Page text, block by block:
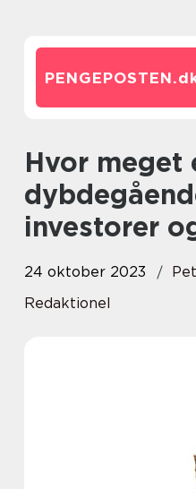
PENGEPOSTEN.
Hvor meget efter skat: En
investorer
24 oktober 2023
Redaktionel